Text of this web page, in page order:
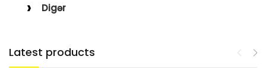
Digər
Latest products